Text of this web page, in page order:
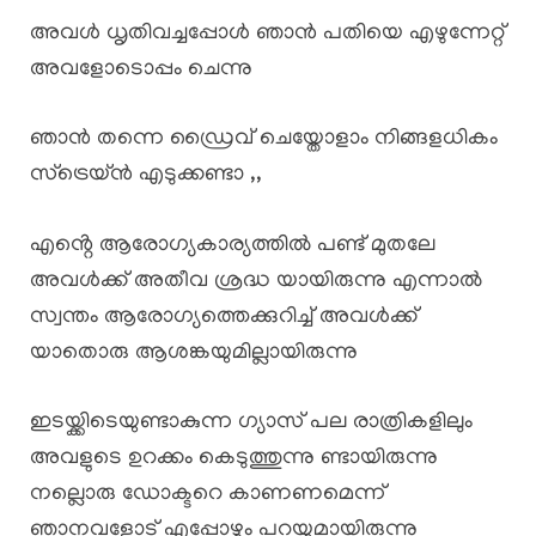
അവൾ ധൃതിവച്ചപ്പോൾ ഞാൻ പതിയെ എഴുന്നേറ്റ്
അവളോടൊപ്പം ചെന്നു
ഞാൻ തന്നെ ഡ്രൈവ് ചെയ്തോളാം നിങ്ങളധികം
സ്ട്രെയ്ൻ എടുക്കണ്ടാ ,,
എൻ്റെ ആരോഗ്യകാര്യത്തിൽ പണ്ട് മുതലേ
അവൾക്ക് അതീവ ശ്രദ്ധ യായിരുന്നു എന്നാൽ
സ്വന്തം ആരോഗ്യത്തെക്കുറിച്ച് അവൾക്ക്
യാതൊരു ആശങ്കയുമില്ലായിരുന്നു
ഇടയ്ക്കിടെയുണ്ടാകുന്ന ഗ്യാസ് പല രാത്രികളിലും
അവളുടെ ഉറക്കം കെടുത്തുന്നു ണ്ടായിരുന്നു
നല്ലൊരു ഡോക്ടറെ കാണണമെന്ന്
ഞാനവളോട് എപ്പോഴും പറയുമായിരുന്നു